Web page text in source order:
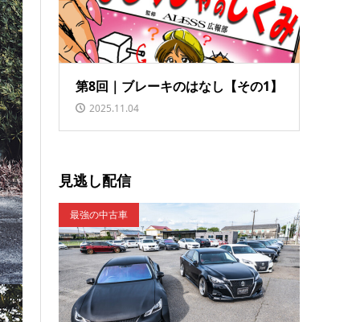
第8回｜ブレーキのはなし【その1】
2025.11.04
見逃し配信
最強の中古車